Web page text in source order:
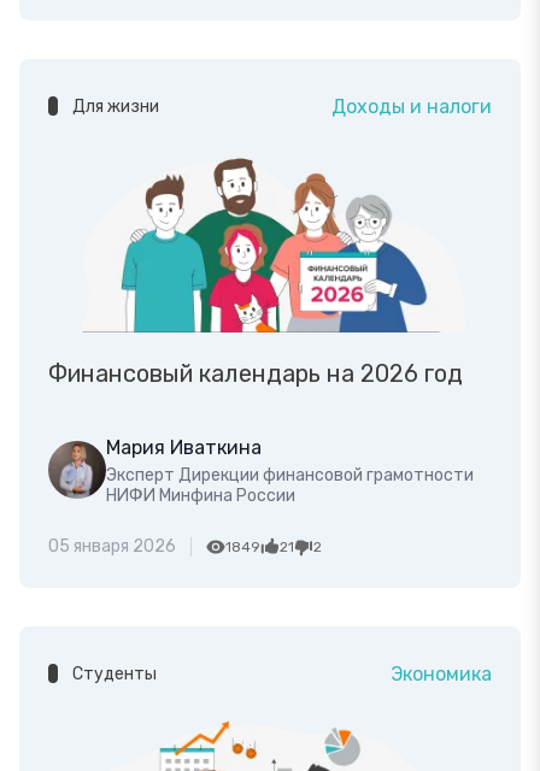
Для жизни Доходы и налоги
Финансовый календарь на 2026 год
Мария Иваткина
Эксперт Дирекции финансовой грамотности
НИФИ Минфина России
05 января 2026 1849 21 2
Студенты Экономика